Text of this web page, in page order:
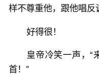
样不尊重他，跟他唱反
好得很！
皇帝冷笑一声，“
首！”